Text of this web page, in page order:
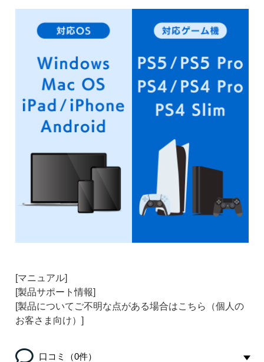
[マニュアル]
[製品サポート情報]
[製品についてご不明な点がある場合はこちら（個人の
お客さま向け）]
口コミ（0件）